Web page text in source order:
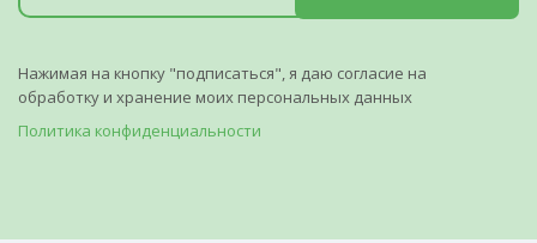
Нажимая на кнопку "подписаться", я даю согласие на
обработку и хранение моих персональных данных
Политика конфиденциальности